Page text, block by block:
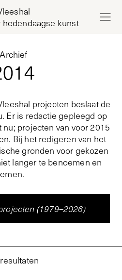
kunst
Archief
projecten beslaat de
Er is redactie gepleegd op
projecten van voor 2015
Bij het redigeren van het
gronden voor gekozen
langer te benoemen en
(1979–2026)
resultaten